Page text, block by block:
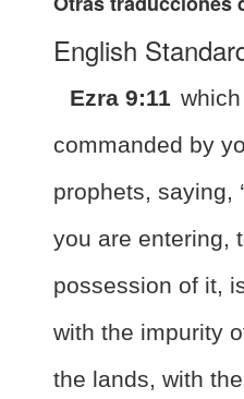
English
Ezra 9:11
commanded by
prophets, saying,
you are entering,
possession of it,
with the impurity
the lands, with